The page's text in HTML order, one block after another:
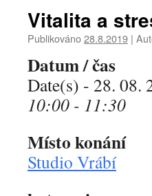
Vitalita a
Publikováno28.8.2019 |
Datum / čas
Date(s) - 28. 08.
10:00 - 11:30
Místo konání
Studio Vrábí